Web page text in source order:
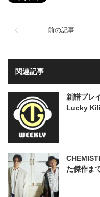
前の記事
関連記事
新譜プレ
Lucky
た傑作ま